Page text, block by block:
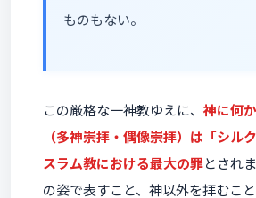
ものもない。
この厳格な一神教ゆえに、 神に何
（多神崇拝・偶像崇拝）は「シル
スラム教における最大の罪とされ
の姿で表すこと、神以外を拝むこ